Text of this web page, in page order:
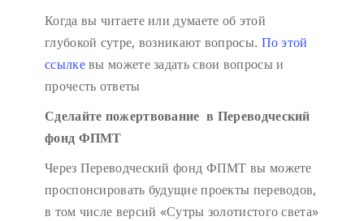
Когда вы читаете или думаете об этой
глубокой сутре, возникают вопросы. По этой
ссылкевы можете задать свои вопросы и
прочесть ответы
Сделайте пожертвование в Переводческий
фонд ФПМТ
Через Переводческий фонд ФПМТ вы можете
проспонсировать будущие проекты переводов,
в том числе версий «Сутры золотистого света»